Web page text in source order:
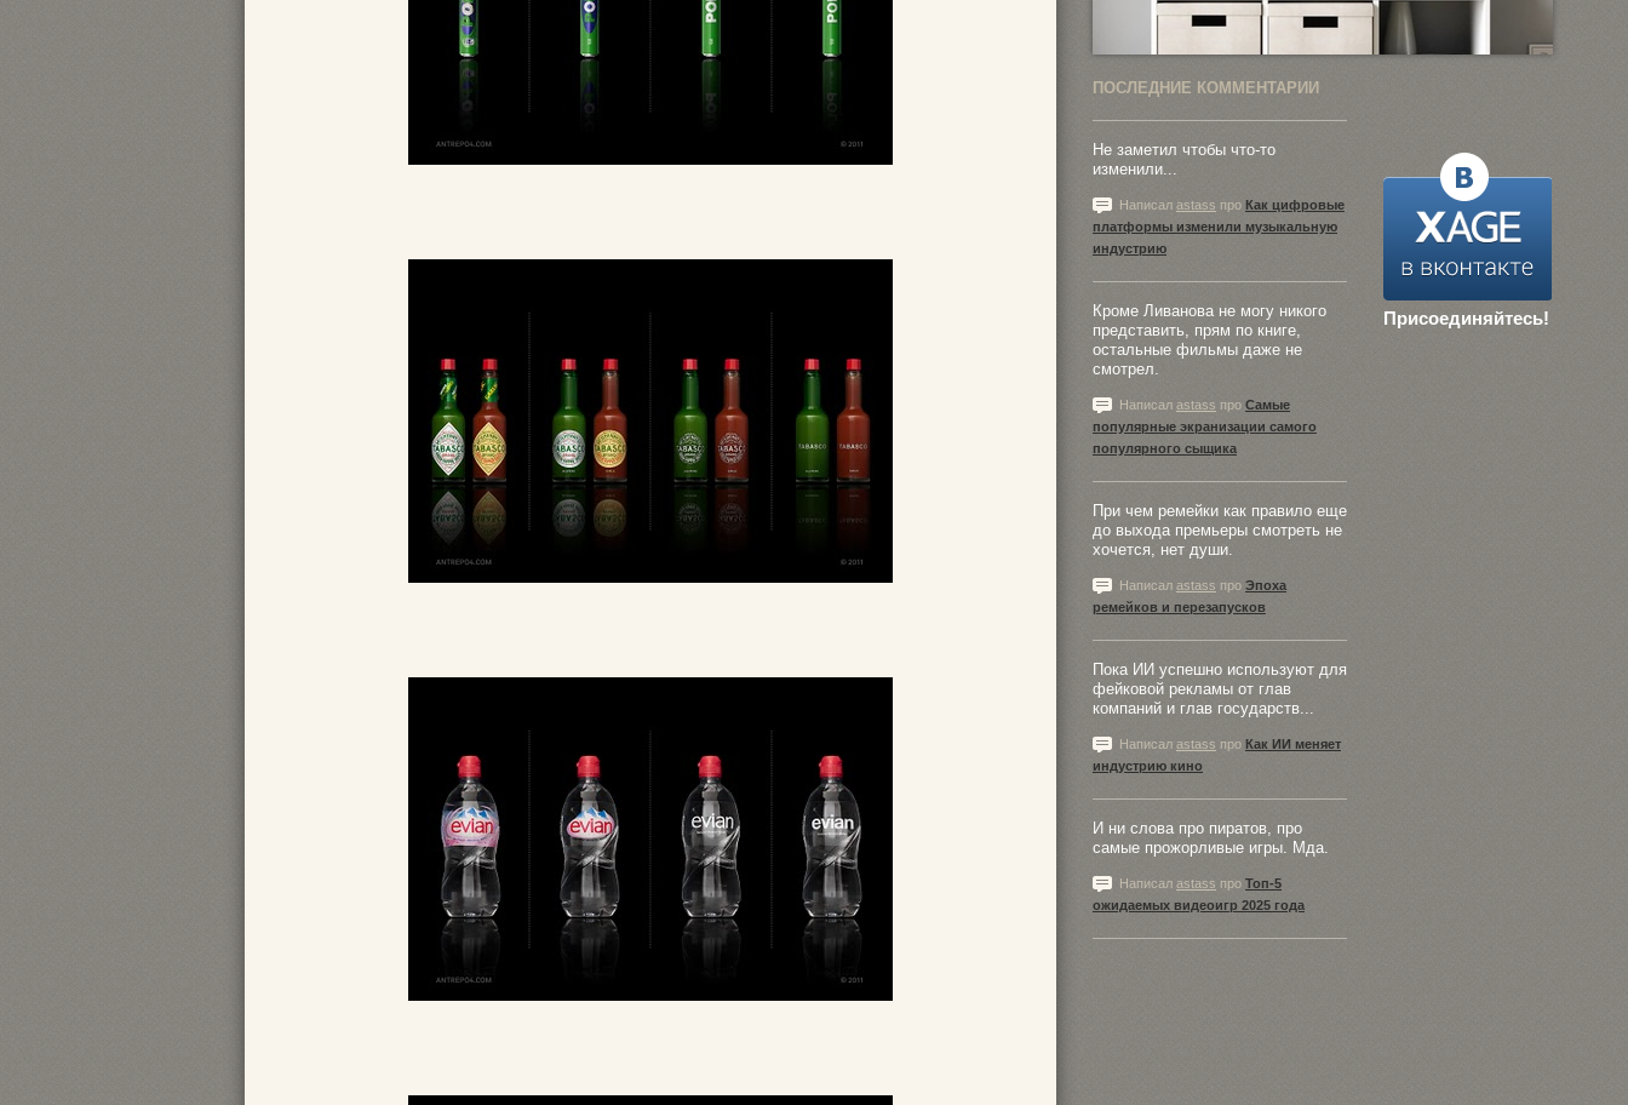
ПОСЛЕДНИЕ КОММЕНТАРИИ
Присоединяйтесь!
Не заметил чтобы что-то
изменили...
Написал astass про Как цифровые
платформы изменили музыкальную
индустрию
Кроме Ливанова не могу никого
представить, прям по книге,
остальные фильмы даже не
смотрел.
Написал astass про Самые
популярные экранизации самого
популярного сыщика
При чем ремейки как правило еще
до выхода премьеры смотреть не
хочется, нет души.
Написал astass про Эпоха
ремейков и перезапусков
Пока ИИ успешно используют для
фейковой рекламы от глав
компаний и глав государств...
Написал astass про Как ИИ меняет
индустрию кино
И ни слова про пиратов, про
самые прожорливые игры. Мда.
Написал astass про Топ-5
ожидаемых видеоигр 2025 года